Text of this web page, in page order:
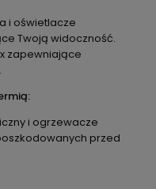
i oświetlacze
Twoją widoczność.
zapewniające
i ogrzewacze
przed